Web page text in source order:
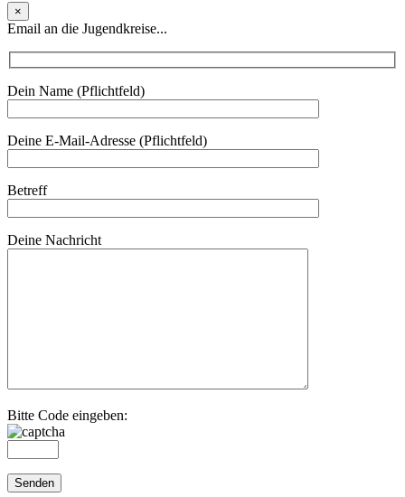
×
Email an die Jugendkreise...
Dein Name (Pflichtfeld)
Deine E-Mail-Adresse (Pflichtfeld)
Betreff
Deine Nachricht
Bitte Code eingeben: